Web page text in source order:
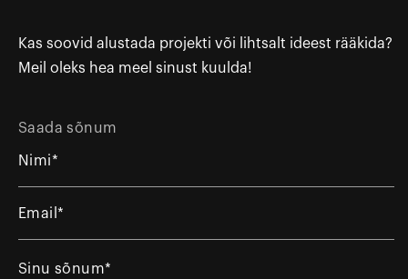
Kas soovid alustada projekti või lihtsalt ideest rääkida?
Meil oleks hea meel sinust kuulda!
Saada sõnum